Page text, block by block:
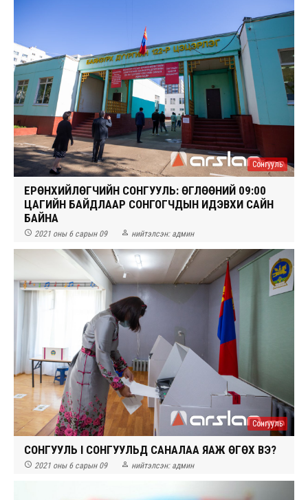
Сонгууль
ЕРӨНХИЙЛӨГЧИЙН СОНГУУЛЬ: ӨГЛӨӨНИЙ 09:00
ЦАГИЙН БАЙДЛААР СОНГОГЧДЫН ИДЭВХИ САЙН
БАЙНА
 2021 оны 6 сарын 09  нийтэлсэн: админ
Сонгууль
СОНГУУЛЬ I СОНГУУЛЬД САНАЛАА ЯАЖ ӨГӨХ ВЭ?
 2021 оны 6 сарын 09  нийтэлсэн: админ